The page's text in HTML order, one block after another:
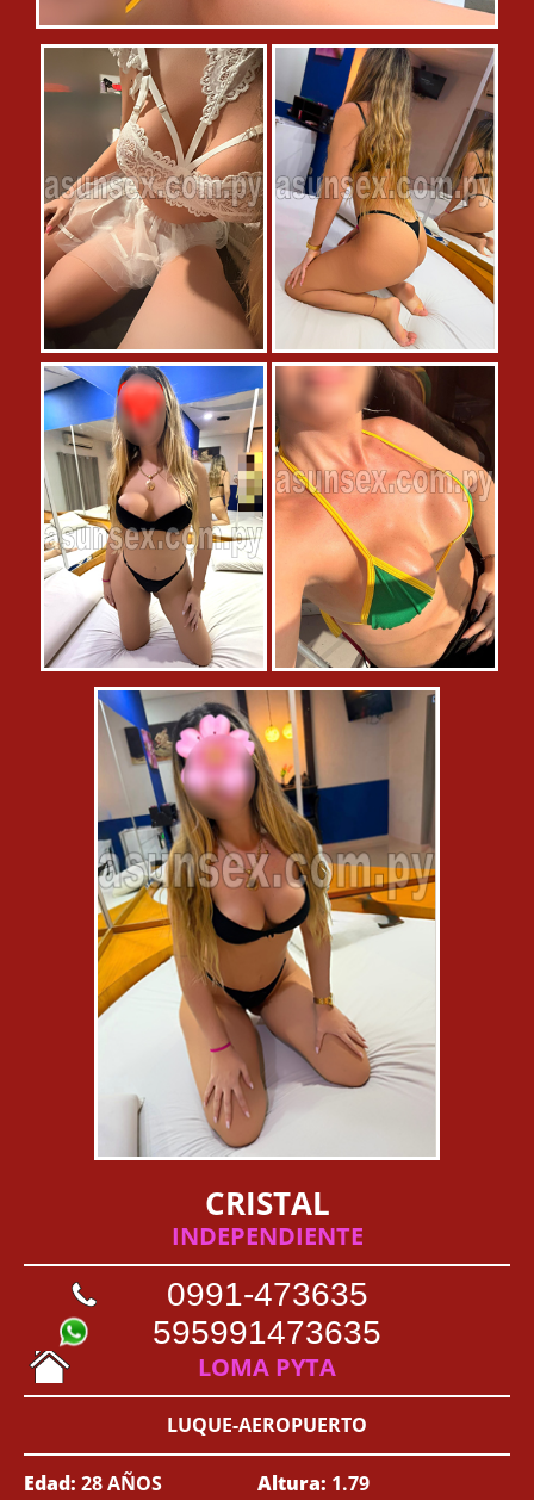
CRISTAL
INDEPENDIENTE
0991-473635
595991473635
LOMA PYTA
LUQUE-AEROPUERTO
Edad: 28 AÑOS Altura: 1.79